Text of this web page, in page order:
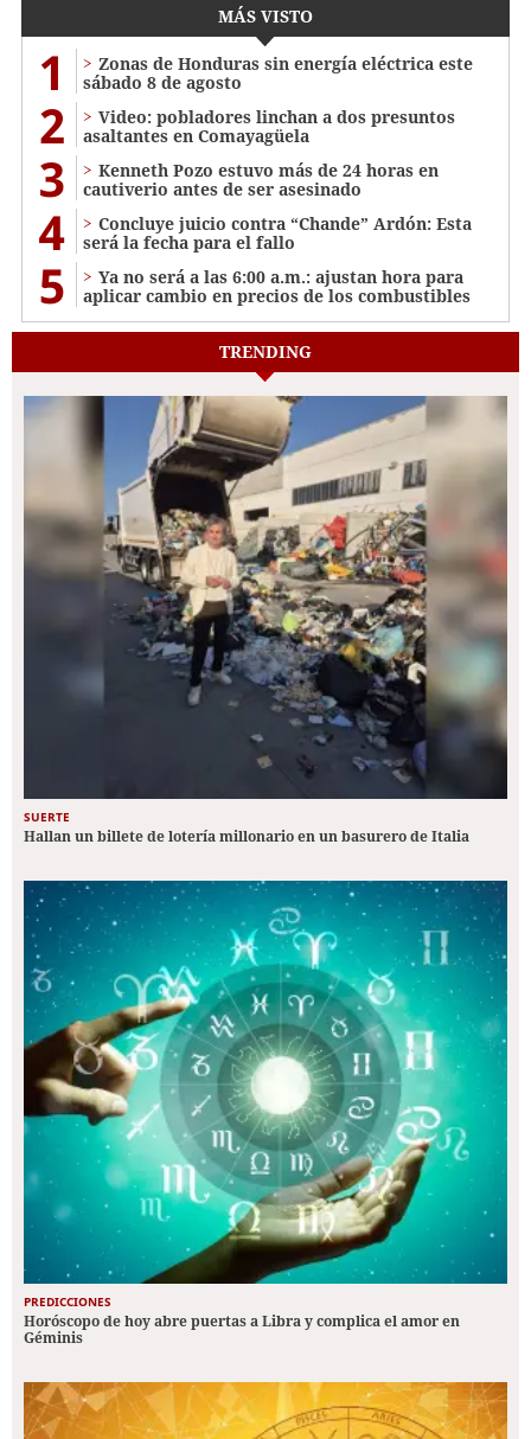
MÁS VISTO
1
Zonas de Honduras sin energía eléctrica este
sábado 8 de agosto
2
Video: pobladores linchan a dos presuntos
asaltantes en Comayagüela
3
Kenneth Pozo estuvo más de 24 horas en
cautiverio antes de ser asesinado
4
Concluye juicio contra “Chande” Ardón: Esta
será la fecha para el fallo
5
Ya no será a las 6:00 a.m.: ajustan hora para
aplicar cambio en precios de los combustibles
TRENDING
SUERTE
Hallan un billete de lotería millonario en un basurero de Italia
PREDICCIONES
Horóscopo de hoy abre puertas a Libra y complica el amor en
Géminis